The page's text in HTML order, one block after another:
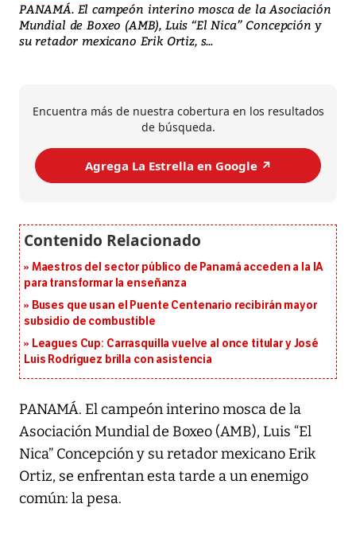
PANAMÁ. El campeón interino mosca de la Asociación
Mundial de Boxeo (AMB), Luis “El Nica” Concepción y
su retador mexicano Erik Ortiz, s...
Encuentra más de nuestra cobertura en los resultados
de búsqueda.
Agrega La Estrella en Google ↗️
Maestros del sector público de Panamá acceden a la IA
para transformar la enseñanza
Buses que usan el Puente Centenario recibirán mayor
subsidio de combustible
Leagues Cup: Carrasquilla vuelve al once titular y José
Luis Rodríguez brilla con asistencia
PANAMÁ. El campeón interino mosca de la
Asociación Mundial de Boxeo (AMB), Luis “El
Nica” Concepción y su retador mexicano Erik
Ortiz, se enfrentan esta tarde a un enemigo
común: la pesa.